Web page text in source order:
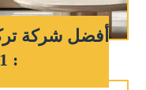
أفضل شركة
: 0542740721